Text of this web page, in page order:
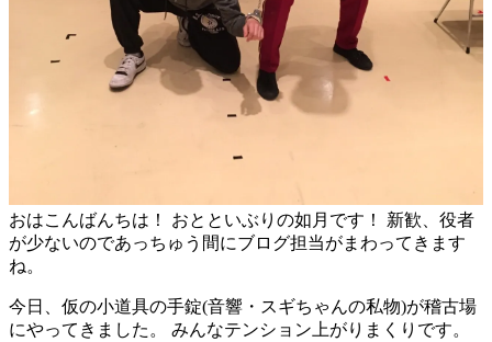
おはこんばんちは！ おとといぶりの如月です！ 新歓、役者
が少ないのであっちゅう間にブログ担当がまわってきます
ね。
今日、仮の小道具の手錠(音響・スギちゃんの私物)が稽古場
にやってきました。 みんなテンション上がりまくりです。